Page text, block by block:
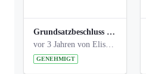
Grundsatzbeschluss Bismarckplatz_440_2021.pdf
vor 3 Jahren von Elisa Söll
GENEHMIGT